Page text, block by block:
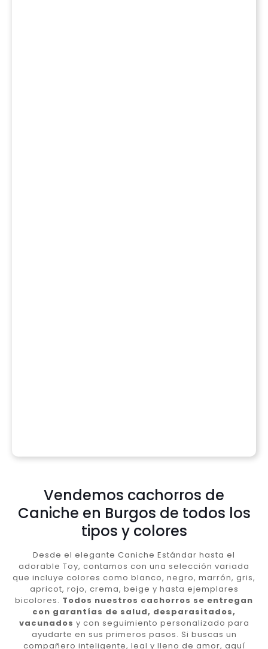
Vendemos cachorros de
Caniche en Burgos de todos los
tipos y colores
Desde el elegante Caniche Estándar hasta el
adorable Toy, contamos con una selección variada
que incluye colores como blanco, negro, marrón, gris,
apricot, rojo, crema, beige y hasta ejemplares
bicolores. Todos nuestros cachorros se entregan
con garantías de salud, desparasitados,
vacunados y con seguimiento personalizado para
ayudarte en sus primeros pasos. Si buscas un
compañero inteligente, leal y lleno de amor, aquí